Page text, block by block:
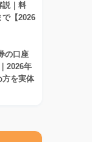
説｜料
【2026
の口座
2026年
方を実体